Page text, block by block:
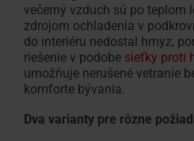
Inšpirácia
Vyhľadávač realizačných firiem
Vyžiadať
Simulátor denného svetla
Kontakty
Kyvné
okno
Výsuvno
kyvné
okno
Okno
na
odvod
formulár
Dopyt
náhradných
Predajcovia
Školenie Roto
Kontaktný
profesionálov
večerný vzduch sú po teplom
zdrojom ochladenia v
do interiéru nedostal hmyz,
riešenie v podobe sieťky proti
umožňuje nerušené vetranie
komforte bývania.
Dva varianty pre rôzne